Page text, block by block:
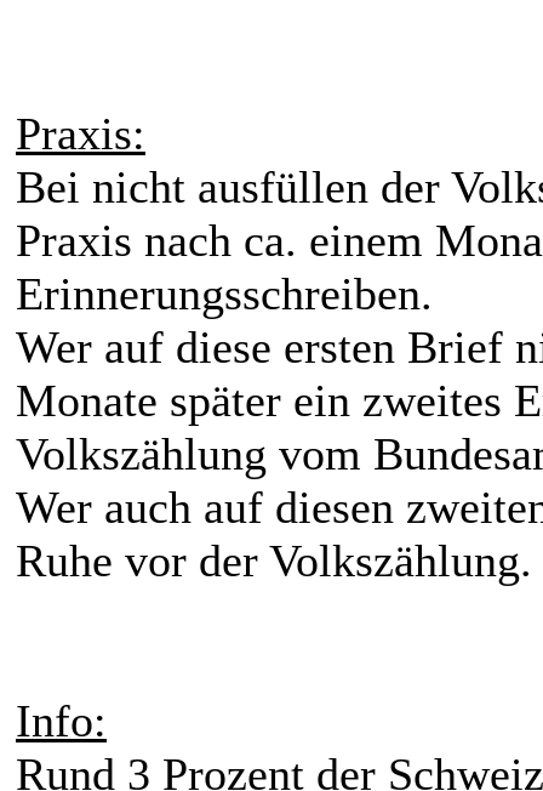
Praxis:
Bei nicht ausfüllen der
Praxis nach ca. einem
Erinnerungsschreiben.
Wer auf diese ersten Brief
Monate später ein zweites
Volkszählung vom
Wer auch auf diesen
Ruhe vor der Volkszählung.
Info:
Rund 3 Prozent der